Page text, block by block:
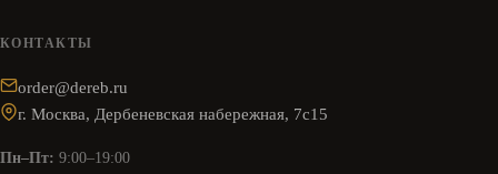
КОНТАКТЫ
order@dereb.ru
г. Москва, Дербеневская набережная, 7с15
Пн–Пт: 9:00–19:00